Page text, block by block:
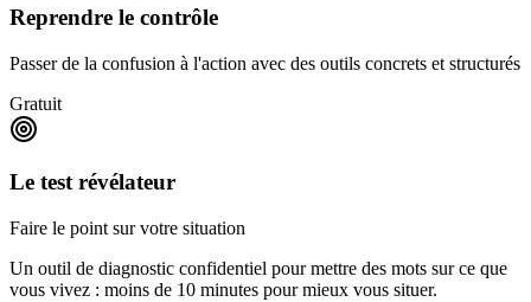
Reprendre le contrôle
Passer de la confusion à l'action avec des outils concrets et structurés
Gratuit
Le test révélateur
Faire le point sur votre situation
Un outil de diagnostic confidentiel pour mettre des mots sur ce que
vous vivez : moins de 10 minutes pour mieux vous situer.